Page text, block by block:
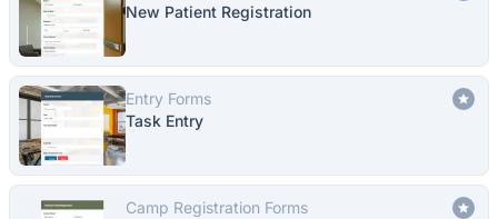
New Patient Registration
Entry Forms
Task Entry
Camp Registration Forms